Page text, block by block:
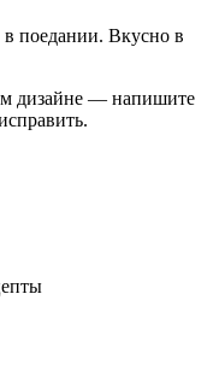
поедании. Вкусно в
дизайне — напишите